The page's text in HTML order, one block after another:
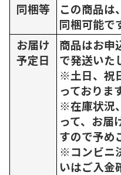
同梱等
この商品は、
同梱可能で
お届け
予定日
商品はお申
で発送いた
※土日、祝
っておりま
※在庫状況
って、お届
すので予め
※コンビニ
いはご入金